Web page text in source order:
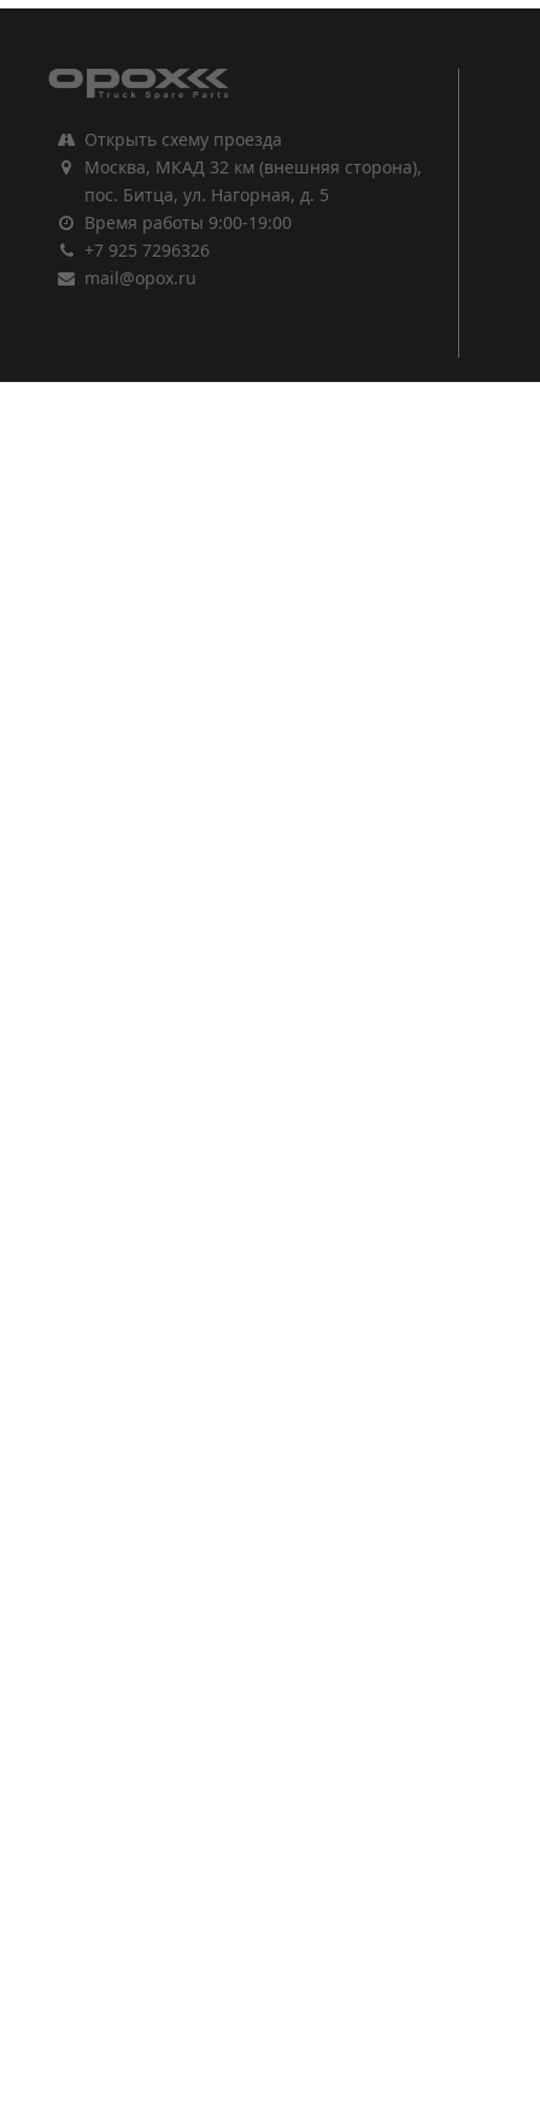
Открыть схему проезда
Москва, МКАД 32 км (внешняя сторона),
пос. Битца, ул. Нагорная, д. 5
Время работы 9:00-19:00
+7 925 7296326
mail@opox.ru